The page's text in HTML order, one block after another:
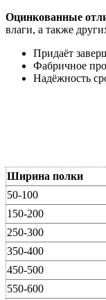
Оцинкованные
влаги, а также
Придаёт
Фабричное
Надёжность
Ширина полки
50-100
150-200
250-300
350-400
450-500
550-600